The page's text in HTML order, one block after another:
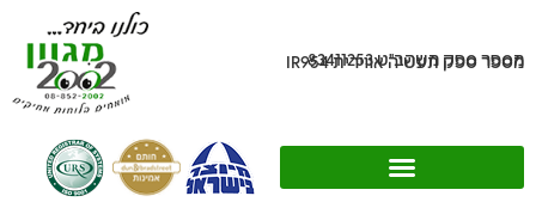
מספר ספק משהב"ט 83411253
מספר ספק תעשיה אווירית IR954